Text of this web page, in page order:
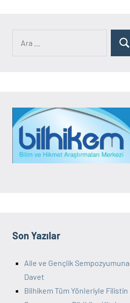
Ara
Son Yazılar
Aile ve Gençlik Sempozyumuna
Davet
Bilhikem Tüm Yönleriyle Filistin